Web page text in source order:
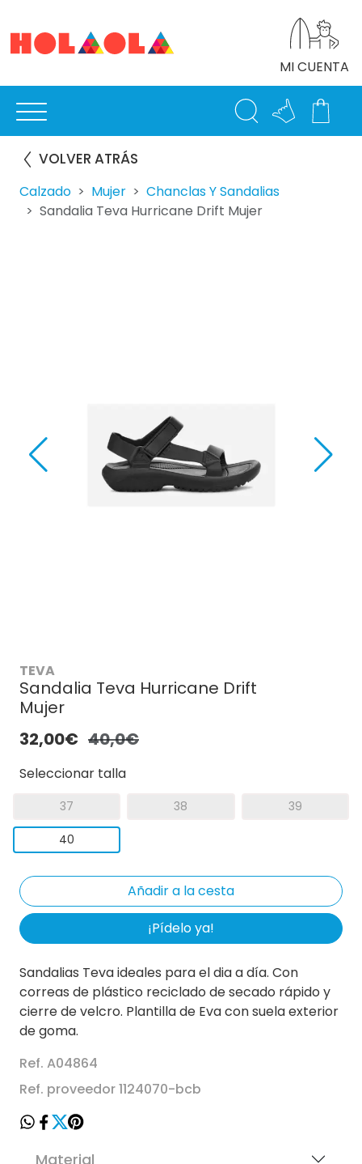
MI CUENTA
VOLVER ATRÁS
Calzado Mujer
Chanclas Y Sandalias
Sandalia Teva Hurricane Drift Mujer
TEVA
Sandalia Teva Hurricane Drift
Mujer
32,00€ 40,0€
Seleccionar talla
37 38 39
40
¡Pídelo ya!
Sandalias Teva ideales para el dia a día. Con
correas de plástico reciclado de secado rápido y
cierre de velcro. Plantilla de Eva con suela exterior
de goma.
Ref. A04864
Ref. proveedor 1124070-bcb
Material